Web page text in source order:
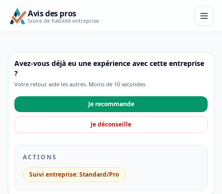
Avis des pros
Score de fiabilité entreprise
Avez-vous déjà eu une expérience avec cette entreprise
?
Votre retour aide les autres. Moins de 10 secondes.
Je recommande
Je déconseille
ACTIONS
Suivi entreprise: Standard/Pro